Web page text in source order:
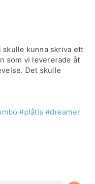
skulle kunna skriva ett
som vi levererade åt
Det skulle
#plåtis #dreamer